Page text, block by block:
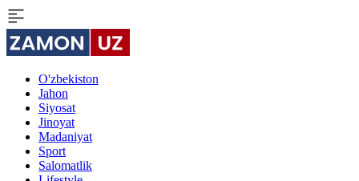
O'zbekiston
Jahon
Siyosat
Jinoyat
Madaniyat
Sport
Salomatlik